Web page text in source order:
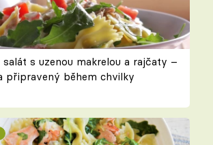
s uzenou makrelou a rajčaty –
připravený během chvilky